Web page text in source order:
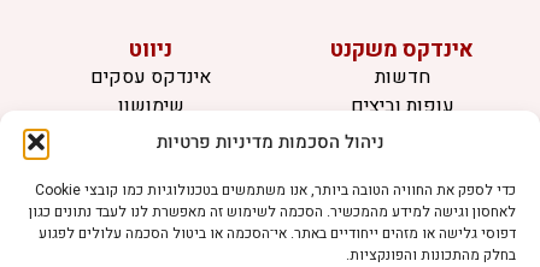
ניהול הסכמות מדיניות פרטיות
כדי לספק את החוויה הטובה ביותר, אנו משתמשים בטכנולוגיות כמו קובצי Cookie
לאחסון וגישה למידע מהמכשיר. הסכמה לשימוש זה מאפשרת לנו לעבד נתונים כגון
דפוסי גלישה או מזהים ייחודיים באתר. אי־הסכמה או ביטול הסכמה עלולים לפגוע
בחלק מהתכונות והפונקציות.
אינדקס משקנט
חדשות
עופות וביצים
בקר וחלב
אצות
בריאות מהחי
ניווט
אינדקס עסקים
שימושון
לוח מודעות